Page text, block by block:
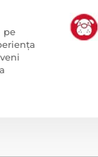
pe